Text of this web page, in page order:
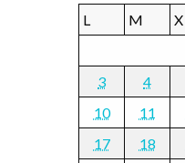
L M X
3
4
10
11
17
18